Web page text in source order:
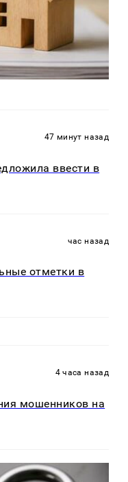
47 минут назад
ввести в
час назад
отметки в
4 часа назад
мошенников на